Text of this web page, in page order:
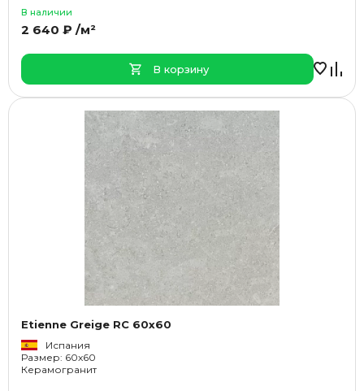
В наличии
2 640 ₽ /м²
В корзину
Etienne Greige RC 60x60
Испания
Размер: 60x60
Керамогранит